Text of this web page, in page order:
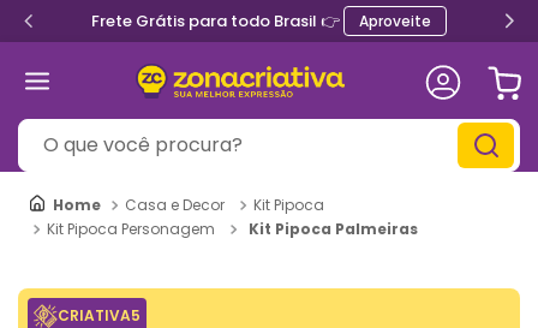
Frete Grátis para todo Brasil 👉 Aproveite
O que você procura?
Casa e Decor
Kit Pipoca
Kit Pipoca Personagem
Kit Pipoca Palmeiras
CRIATIVA5